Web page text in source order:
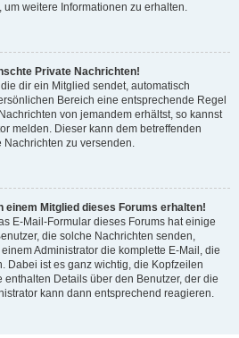
um weitere Informationen zu erhalten.
Private Nachrichten!
dir ein Mitglied sendet, automatisch
Bereich eine entsprechende Regel
von jemandem erhältst, so kannst
melden. Dieser kann dem betreffenden
Nachrichten zu versenden.
einem Mitglied dieses Forums erhalten!
E-Mail-Formular dieses Forums hat einige
die solche Nachrichten senden,
Administrator die komplette E-Mail, die
Dabei ist es ganz wichtig, die Kopfzeilen
Details über den Benutzer, der die
kann dann entsprechend reagieren.